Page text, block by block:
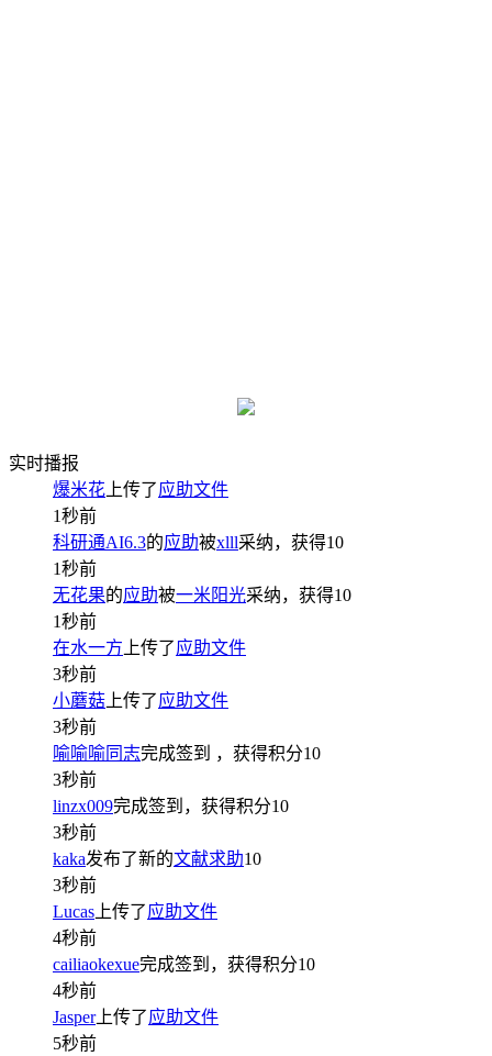
实时播报
爆米花 上传了应助文件
1秒前
科研通AI6.3的应助被xlll采纳，获得10
1秒前
无花果的应助被一米阳光采纳，获得10
1秒前
在水一方 上传了应助文件
3秒前
小蘑菇 上传了应助文件
3秒前
喻喻喻同志完成签到 ，获得积分10
3秒前
linzx009完成签到，获得积分10
3秒前
kaka发布了新的文献求助10
3秒前
Lucas 上传了应助文件
4秒前
cailiaokexue完成签到，获得积分10
4秒前
Jasper上传了应助文件
5秒前